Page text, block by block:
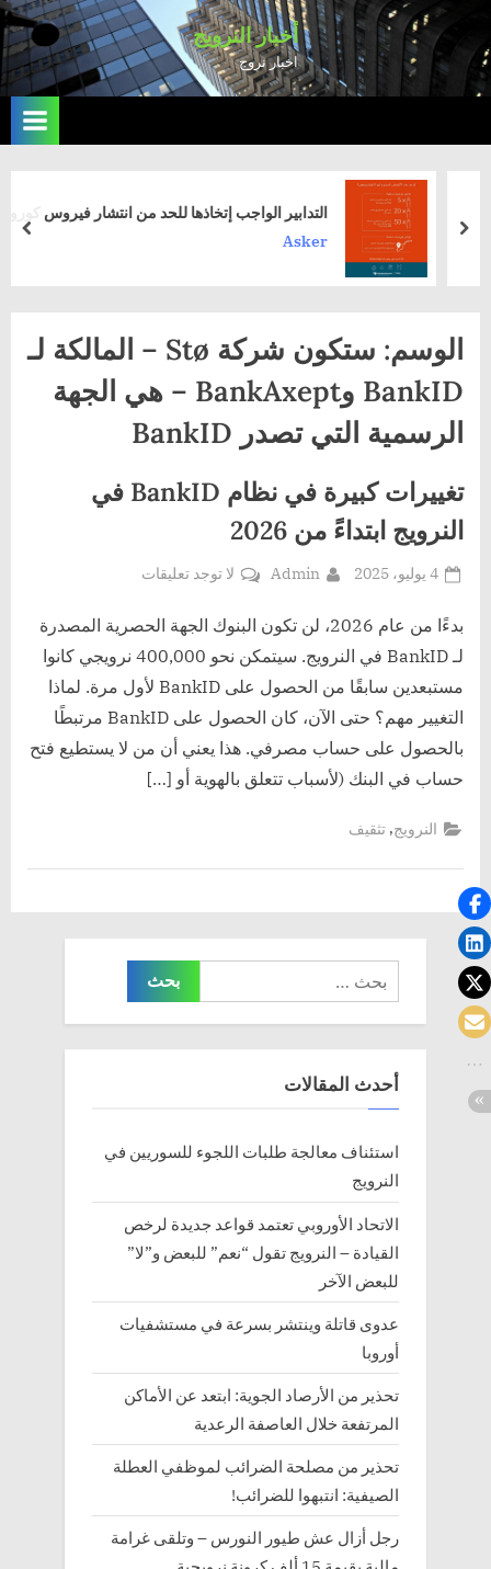
to
content
أخبار النرويج
اخبار نروج
التدابير الواجب إتخاذها للحد من انتشار فيروس كورونا
next
الوسم:
ستكون شركة Stø – المالكة لـ
BankID وBankAxept – هي الجهة
الرسمية التي تصدر BankID
تغييرات كبيرة في نظام BankID في
النرويج ابتداءً من 2026
Posted
4 يوليو، 2025 By
Admin لا توجد تعليقاتعلى
كبيرة
في
BankID
في
النرويج
بدءًا من عام 2026، لن تكون البنوك الجهة الحصرية المصدرة
لـ BankID في النرويج. سيتمكن نحو 400,000 نرويجي كانوا
مستبعدين سابقًا من الحصول على BankID لأول مرة. لماذا
التغيير مهم؟ حتى الآن، كان الحصول على BankID مرتبطًا
بالحصول على حساب مصرفي. هذا يعني أن من لا يستطيع فتح
حساب في البنك (لأسباب تتعلق بالهوية أو […]
النرويج,تثقيف
البحث
عن:
أحدث المقالات
استئناف معالجة طلبات اللجوء للسوريين في
النرويج
الاتحاد الأوروبي تعتمد قواعد جديدة لرخص
القيادة – النرويج تقول “نعم” للبعض و”لا”
للبعض الآخر
عدوى قاتلة وينتشر بسرعة في مستشفيات
أوروبا
تحذير من الأرصاد الجوية: ابتعد عن الأماكن
المرتفعة خلال العاصفة الرعدية
تحذير من مصلحة الضرائب لموظفي العطلة
الصيفية: انتبهوا للضرائب!
رجل أزال عش طيور النورس – وتلقى غرامة